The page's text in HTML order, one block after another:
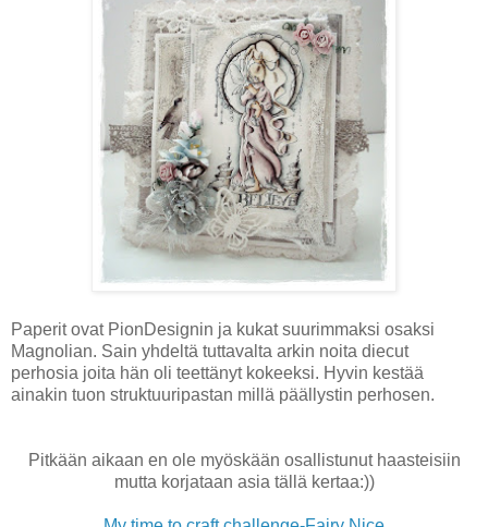
Paperit ovat PionDesignin ja kukat suurimmaksi osaksi
Magnolian. Sain yhdeltä tuttavalta arkin noita diecut
perhosia joita hän oli teettänyt kokeeksi. Hyvin kestää
ainakin tuon struktuuripastan millä päällystin perhosen.
Pitkään aikaan en ole myöskään osallistunut haasteisiin
mutta korjataan asia tällä kertaa:))